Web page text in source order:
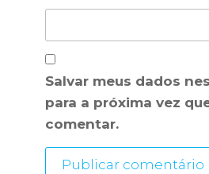
Salvar meus dados
para a próxima vez
comentar.